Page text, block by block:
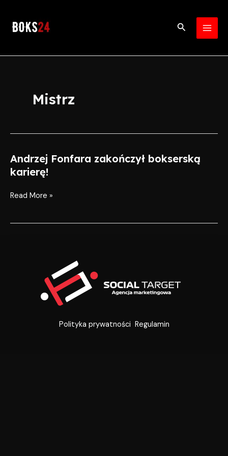
content
Search
Mistrz
Andrzej Fonfara zakończył bokserską
karierę!
Andrzej
Fonfara
bokserską
Read More »
Polityka prywatności Regulamin